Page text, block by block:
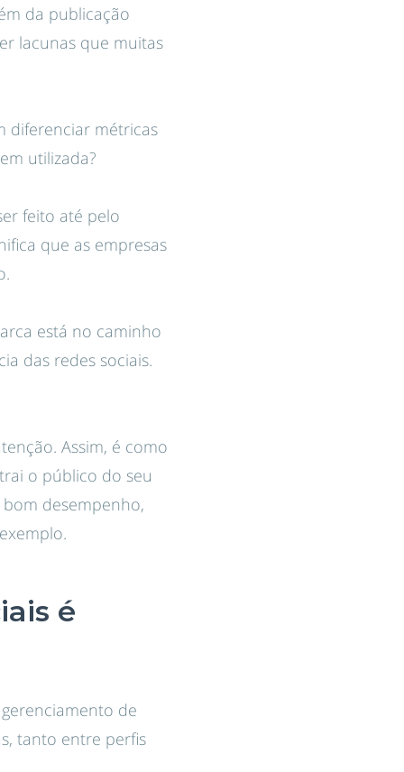
da publicação
lacunas que muitas
diferenciar métricas
utilizada?
feito até pelo
que as empresas
está no caminho
das redes sociais.
Assim, é como
o público do seu
desempenho,
é
de
tanto entre perfis